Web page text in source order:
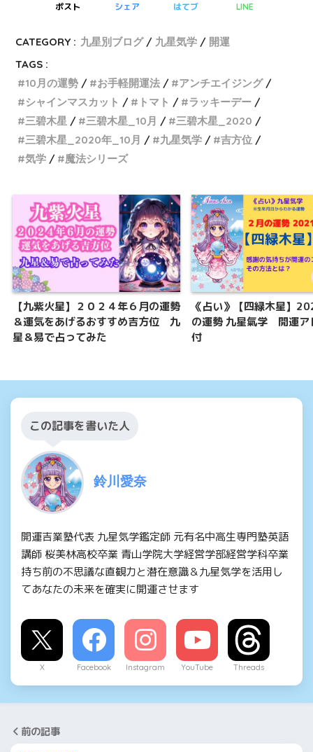
ポスト シェア はてブ LINE
CATEGORY : 九星別ブログ 九星気学
開運
TAGS :
10月の運勢
お手軽開運法
アンチエイジング
シャインマスカット
トマト
ラッキーデー
三碧木星
三碧木星_10月
三碧木星_2020
三碧木星_2020年_10月
九星気学
吉方位
気学
魔法シリーズ
【九紫火星】２０２４年６月の運勢
＆運気をあげるおすすめ吉方位 九
星＆易で占ってみた
《占い》【四緑木星】
の運勢 九星氣学 開運ア
付
この記事を書いた人
鈴川愛奈
開運吉業塾代表 九星気学鑑定師 元有名中高生専門塾英語
講師 桜美林高校卒業 青山学院大学経営学部経営学科卒業
持ち前の不思議な直観力と潜在意識＆九星気学を活用し
てあなたの未来を確実に開運させます
X Facebook Instagram YouTube Threads
前の記事